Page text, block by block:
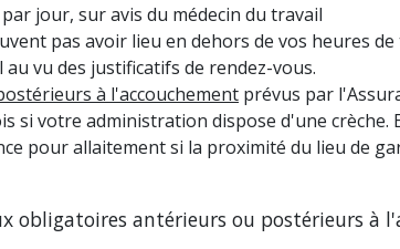
jour, sur avis du médecin du travail
pas avoir lieu en dehors de vos heures de
vu des justificatifs de rendez-vous.
à l'accouchement prévus par
votre administration dispose d'une crèche.
pour allaitement si la proximité du lieu de
obligatoires antérieurs ou postérieurs à